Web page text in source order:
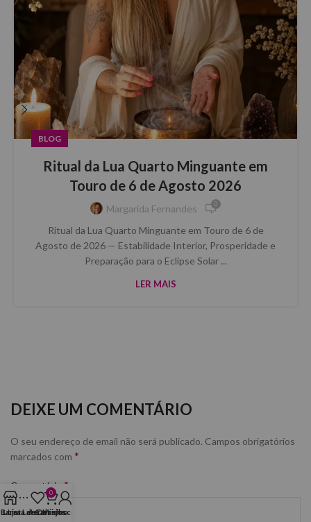
BLOG
Ritual da Lua Quarto Minguante em
Touro de 6 de Agosto 2026
Margarida Fernandes 0
Ritual da Lua Quarto Minguante em Touro de 6 de
Agosto de 2026 — Estabilidade Interior, Prosperidade e
Preparação para o Eclipse Solar ...
LER MAIS
DEIXE UM COMENTÁRIO
O seu endereço de email não será publicado. Campos obrigatórios
marcados com *
Comentário *
Loja
Barra Lateral
Lista de Desejos
0
Carrinho
Minha conta